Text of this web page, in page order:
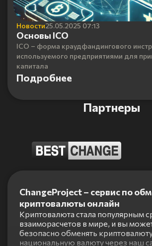
Новости25.05.2025 07:13
Основы ICO
ICO – форма краудфандингового
используемого предприятиями для
капитала
Подробнее
Партнеры
ChangeProject – сервис по
криптовалюты онлайн
Криптовалюта стала популярным
взаиморасчетов в мире, и вы
безопасно обменять
национальную валюту через наш